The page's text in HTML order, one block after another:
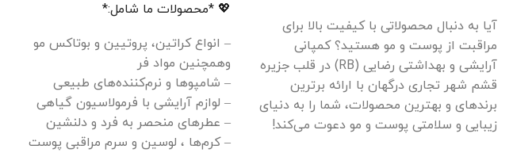
آیا به دنبال محصولاتی با کیفیت بالا برای
مراقبت از پوست و مو هستید؟ کمپانی
آرایشی و بهداشتی رضایی (RB) در قلب جزیره
قشم شهر تجاری درگهان با ارائه برترین
برندهای و بهترین محصولات، شما را به دنیای
زیبایی و سلامتی پوست و مو دعوت می‌کند!
💖 *محصولات ما شامل:*
– انواع کراتین، پروتیین و بوتاکس مو
وهمچنین مواد فر
– شامپوها و نرم‌کننده‌های طبیعی
– لوازم آرایشی با فرمولاسیون گیاهی
– عطرهای منحصر به فرد و دلنشین
– کرم‌ها ، لوسین و سرم مراقبی پوست